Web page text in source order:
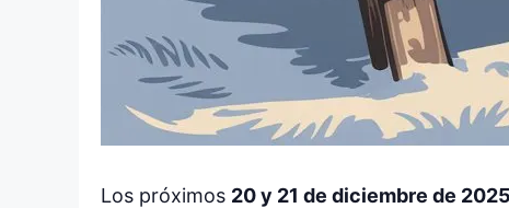
Los próximos 20 y 21 de diciembre de 2025